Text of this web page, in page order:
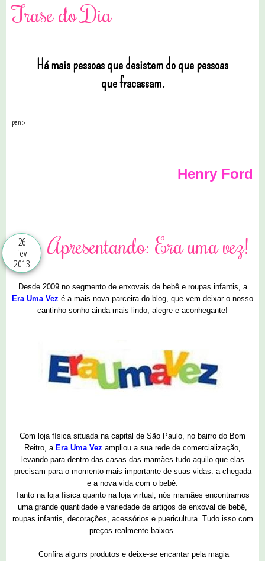
Frase do Dia
Há mais pessoas que desistem do que pessoas
que fracassam.
pan>
Henry Ford
26
fev
2013
Apresentando: Era uma vez!
Desde 2009 no segmento de enxovais de bebê e roupas infantis, a
Era Uma Vez é a mais nova parceira do blog, que vem deixar o nosso
cantinho sonho ainda mais lindo, alegre e aconhegante!
Com loja física situada na capital de São Paulo, no bairro do Bom
Reitro, a Era Uma Vez ampliou a sua rede de comercialização,
levando para dentro das casas das mamães tudo aquilo que elas
precisam para o momento mais importante de suas vidas: a chegada
e a nova vida com o bebê.
Tanto na loja física quanto na loja virtual, nós mamães encontramos
uma grande quantidade e variedade de artigos de enxoval de bebê,
roupas infantis, decorações, acessórios e puericultura. Tudo isso com
preços realmente baixos.
Confira alguns produtos e deixe-se encantar pela magia